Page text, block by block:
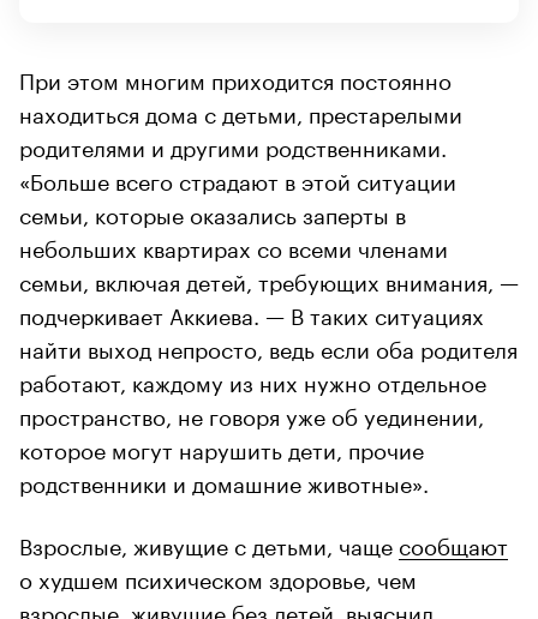
При этом многим приходится постоянно
находиться дома с детьми, престарелыми
родителями и другими родственниками.
«Больше всего страдают в этой ситуации
семьи, которые оказались заперты в
небольших квартирах со всеми членами
семьи, включая детей, требующих внимания, —
подчеркивает Аккиева. — В таких ситуациях
найти выход непросто, ведь если оба родителя
работают, каждому из них нужно отдельное
пространство, не говоря уже об уединении,
которое могут нарушить дети, прочие
родственники и домашние животные».
Взрослые, живущие с детьми, чаще сообщают
о худшем психическом здоровье, чем
взрослые, живущие без детей, выяснил